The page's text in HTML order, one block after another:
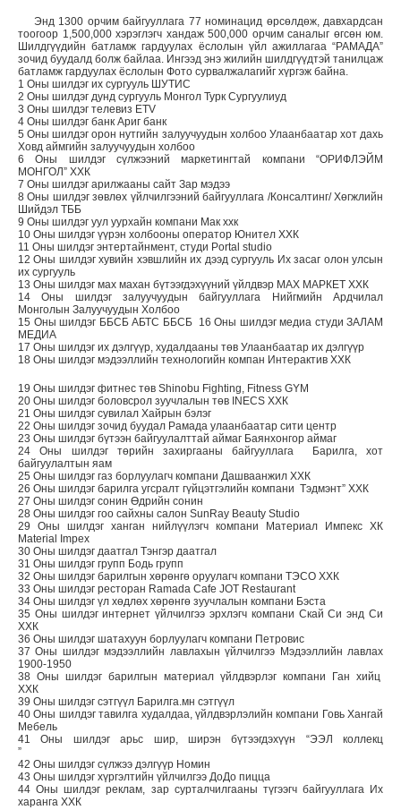
Энд 1300 орчим байгууллага 77 номинацид өрсөлдөж, давхардсан
тоогоор 1,500,000 хэрэглэгч хандаж 500,000 орчим саналыг өгсөн юм.
Шилдгүүдийн батламж гардуулах ёслолын үйл ажиллагаа “РАМАДА”
зочид буудалд болж байлаа. Ингээд энэ жилийн шилдгүүдтэй танилцаж
батламж гардуулах ёслолын Фото сурвалжалагийг хүргэж байна.
1 Оны шилдэг их сургууль ШУТИС
2 Оны шилдэг дунд сургууль Монгол Турк Сургуулиуд
3 Оны шилдэг телевиз ETV
4 Оны шилдэг банк Ариг банк
5 Оны шилдэг орон нутгийн залуучуудын холбоо Улаанбаатар хот дахь
Ховд аймгийн залуучуудын холбоо
6 Оны шилдэг сүлжээний маркетингтай компани “ОРИФЛЭЙМ
МОНГОЛ” ХХК
7 Оны шилдэг арилжааны сайт Зар мэдээ
8 Оны шилдэг зөвлөх үйлчилгээний байгууллага /Консалтинг/ Хөгжлийн
Шийдэл ТББ
9 Оны шилдэг уул уурхайн компани Мак ххк
10 Оны шилдэг үүрэн холбооны оператор Юнител ХХК
11 Оны шилдэг энтертайнмент, студи Portal studio
12 Оны шилдэг хувийн хэвшлийн их дээд сургууль Их засаг олон улсын
их сургууль
13 Оны шилдэг мах махан бүтээгдэхүүний үйлдвэр МАХ МАРКЕТ ХХК
14 Оны шилдэг залуучуудын байгууллага Нийгмийн Ардчилал
Монголын Залуучуудын Холбоо
15 Оны шилдэг ББСБ АБТС ББСБ 16 Оны шилдэг медиа студи ЗАЛАМ
МЕДИА
17 Оны шилдэг их дэлгүүр, худалдааны төв Улаанбаатар их дэлгүүр
18 Оны шилдэг мэдээллийн технологийн компан Интерактив ХХК
19 Оны шилдэг фитнес төв Shinobu Fighting, Fitness GYM
20 Оны шилдэг боловсрол зуучлалын төв INECS ХХК
21 Оны шилдэг сувилал Хайрын бэлэг
22 Оны шилдэг зочид буудал Рамада улаанбаатар сити центр
23 Оны шилдэг бүтээн байгуулалттай аймаг Баянхонгор аймаг
24 Оны шилдэг төрийн захиргааны байгууллага Барилга, хот
байгуулалтын яам
25 Оны шилдэг газ борлуулагч компани Дашваанжил ХХК
26 Оны шилдэг барилга угсралт гүйцэтгэлийн компани Тэдмэнт” ХХК
27 Оны шилдэг сонин Өдрийн сонин
28 Оны шилдэг гоо сайхны салон SunRay Beauty Studio
29 Оны шилдэг ханган нийлүүлэгч компани Материал Импекс ХК
Material Impex
30 Оны шилдэг даатгал Тэнгэр даатгал
31 Оны шилдэг групп Бодь групп
32 Оны шилдэг барилгын хөрөнгө оруулагч компани ТЭСО ХХК
33 Оны шилдэг ресторан Ramada Cafe JOT Restaurant
34 Оны шилдэг үл хөдлөх хөрөнгө зуучлалын компани Бэста
35 Оны шилдэг интернет үйлчилгээ эрхлэгч компани Скай Си энд Си
ХХК
36 Оны шилдэг шатахуун борлуулагч компани Петровис
37 Оны шилдэг мэдээллийн лавлахын үйлчилгээ Мэдээллийн лавлах
1900-1950
38 Оны шилдэг барилгын материал үйлдвэрлэг компани Ган хийц
ХХК
39 Оны шилдэг сэтгүүл Барилга.мн сэтгүүл
40 Оны шилдэг тавилга худалдаа, үйлдвэрлэлийн компани Говь Хангай
Мебель
41 Оны шилдэг арьс шир, ширэн бүтээгдэхүүн “ЭЭЛ коллекц
”
42 Оны шилдэг сүлжээ дэлгүүр Номин
43 Оны шилдэг хүргэлтийн үйлчилгээ ДоДо пицца
44 Оны шилдэг реклам, зар сурталчилгааны түгээгч байгууллага Их
харанга ХХК